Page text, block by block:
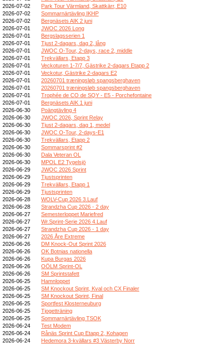
2026-07-02
Park Tour Värmland, Skattkärr, E10
2026-07-02
Sommarnärtävling IKHP
2026-07-02
Bergnäsets AIK 2 juni
2026-07-01
JWOC 2026 Long
2026-07-01
Bergslagsserien 1
2026-07-01
Tjust 2-dagars, dag 2, lång
2026-07-01
JWOC O-Tour, 2-days, race 2, middle
2026-07-01
Trekvällars, Etapp 3
2026-07-01
Veckoturen 1-7/7, Gästrike 2-dagars Etapp 2
2026-07-01
Veckotur, Gästrike 2-dagars E2
2026-07-01
20260701 træningsløb spangsberghaven
2026-07-01
20260701 træningsløb spangsberghaven
2026-07-01
Trophée de CO de SQY - E5 - Porchefontaine
2026-07-01
Bergnäsets AIK 1 juni
2026-06-30
Poängtävling 4
2026-06-30
JWOC 2026, Sprint Relay
2026-06-30
Tjust 2-dagars, dag 1, medel
2026-06-30
JWOC O-Tour, 2-days-E1
2026-06-30
Trekvällars, Etapp 2
2026-06-30
Sommarsprint #2
2026-06-30
Dala Veteran OL
2026-06-30
MPOL E2 Tygelsjö
2026-06-29
JWOC 2026 Sprint
2026-06-29
Tjustsprinten
2026-06-29
Trekvällars, Etapp 1
2026-06-29
Tjustsprinten
2026-06-28
WOLV-Cup 2026 3.Lauf
2026-06-28
Strandzha Cup 2026 - 2 day
2026-06-27
Semesterloppet Mariefred
2026-06-27
Wr.Sprint-Serie 2026 4.Lauf
2026-06-27
Strandzha Cup 2026 - 1 day
2026-06-27
2026 Åre Extreme
2026-06-26
DM Knock-Out Sprint 2026
2026-06-26
OK Botnias nationella
2026-06-26
Kupa Burgas 2026
2026-06-26
OÖLM Sprint-OL
2026-06-26
SM Sprintstafett
2026-06-25
Hamnloppet
2026-06-25
SM Knockout Sprint, Kval och CX Finaler
2026-06-25
SM Knockout Sprint, Final
2026-06-25
Sportfest Klosterneuburg
2026-06-25
Tjogetträning
2026-06-25
Sommarnärtävling TSOK
2026-06-24
Test Modem
2026-06-24
Rånäs Sprint Cup Etapp 2, Kohagen
2026-06-24
Hedemora 3-kvällars #3 Västerby Norr